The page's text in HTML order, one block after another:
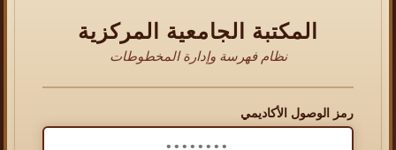
المكتبة الجامعية المركزية
نظام فهرسة وإدارة المخطوطات
رمز الوصول الأكاديمي